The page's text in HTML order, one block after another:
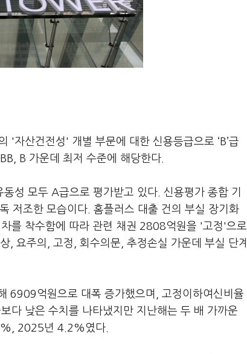
'자산건전성' 개별 부문에 대한 신용등급으로 ‘B’급
B 가운데 최저 수준에 해당한다.
성 모두 A급으로 평가받고 있다. 신용평가 종합 기
저조한 모습이다. 홈플러스 대출 건의 부실 장기화
를 착수함에 따라 관련 채권 2808억원을 '고정'으로
, 요주의, 고정, 회수의문, 추정손실 가운데 부실 단계
6909억원으로 대폭 증가했으며, 고정이하여신비율
낮은 수치를 나타냈지만 지난해는 두 배 가까운
2025년 4.2%였다.